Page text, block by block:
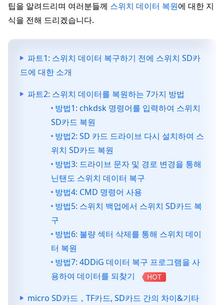
팁을 알려드리며 여러분들께 스위치 데이터 복원에 대한 지
식을 전해 드리겠습니다.
파트1: 스위치 데이터 복구하기 전에 스위치 SD카
드에 대한 소개
파트2: 스위치 데이터를 복원하는 7가지 방법
방법1: chkdsk 명령어를 입력하여 스위치
SD카드 복원
방법2: SD 카드 드라이브 다시 설치하여 스
위치 SD카드 복원
방법3: 드라이브 문자 및 경로 변경을 통해
닌탠도 스위치 데이터 복구
방법4: CMD 명령어 사용
방법5: 스위치 백업에서 스위치 SD카드 복
구
방법6: 불량 섹터 삭제를 통해 스위치 데이
터 복원
방법7: 4DDiG 데이터 복구 프로그램을 사
용하여 데이터를 되찾기
HOT
micro SD카드，TF카드, SD카드 간의 차이&기타